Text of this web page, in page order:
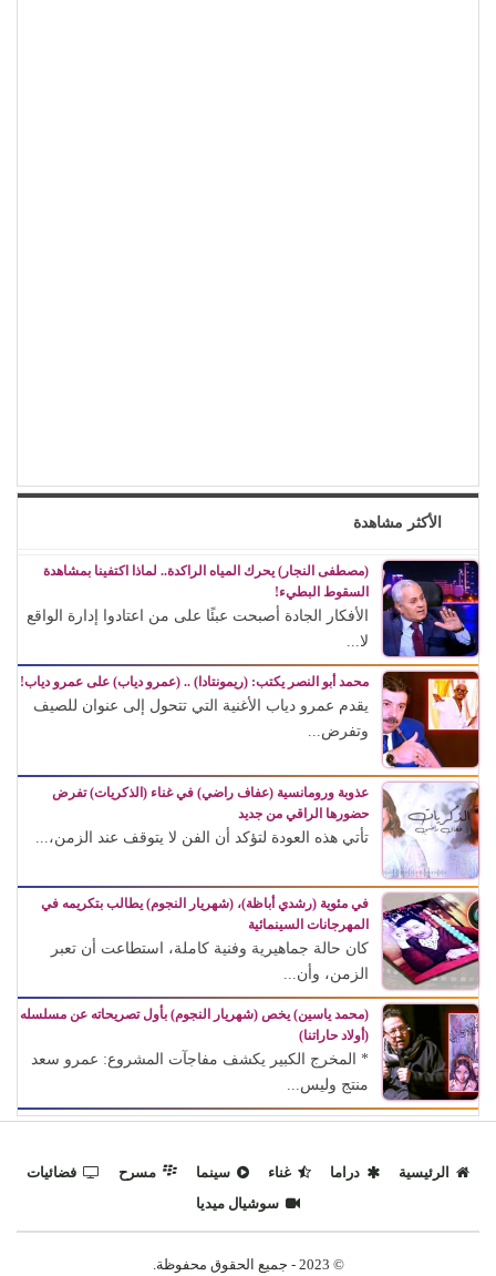
الأكثر مشاهدة
(مصطفى النجار) يحرك المياه الراكدة.. لماذا اكتفينا بمشاهدة
السقوط البطيء!
الأفكار الجادة أصبحت عبئًا على من اعتادوا إدارة الواقع
لا...
محمد أبو النصر يكتب: (ريمونتادا) .. (عمرو دياب) على عمرو دياب!
يقدم عمرو دياب الأغنية التي تتحول إلى عنوان للصيف
وتفرض...
عذوبة ورومانسية (عفاف راضي) في غناء (الذكريات) تفرض
حضورها الراقي من جديد
تأتي هذه العودة لتؤكد أن الفن لا يتوقف عند الزمن،...
في مئوية (رشدي أباظة)، (شهريار النجوم) يطالب بتكريمه في
المهرجانات السينمائية
كان حالة جماهيرية وفنية كاملة، استطاعت أن تعبر
الزمن، وأن...
(محمد ياسين) يخص (شهريار النجوم) بأول تصريحاته عن مسلسله
(أولاد حاراتنا)
* المخرج الكبير يكشف مفاجآت المشروع: عمرو سعد
منتج وليس...
الرئيسية دراما غناء سينما مسرح
فضائيات
سوشيال ميديا
© 2023 - جميع الحقوق محفوظة.